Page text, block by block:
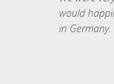
would
in Germany.